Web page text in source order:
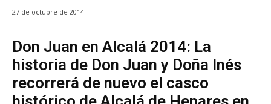
27 de octubre de 2014
Don Juan en Alcalá 2014: La
historia de Don Juan y Doña Inés
recorrerá de nuevo el casco